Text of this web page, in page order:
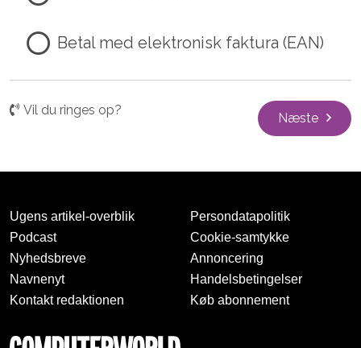
Betal med elektronisk faktura (EAN)
Vil du ringes op?
Næste
Ugens artikel-overblik
Podcast
Nyhedsbreve
Navnenyt
Kontakt redaktionen
Persondatapolitik
Cookie-samtykke
Annoncering
Handelsbetingelser
Køb abonnement